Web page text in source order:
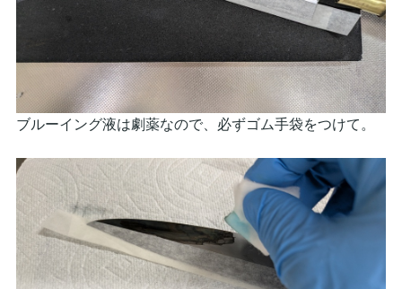
ブルーイング液は劇薬なので、必ずゴム手袋をつけて。